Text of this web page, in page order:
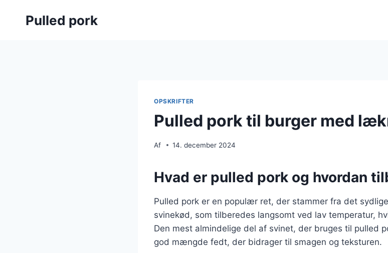
Pulled pork
OPSKRIFTER
Pulled pork til burger med
Af 14. december 2024
Hvad er pulled pork og hvordan
Pulled pork er en populær ret, der stammer fra det
svinekød, som tilberedes langsomt ved lav temperatur,
Den mest almindelige del af svinet, der bruges til pulled
god mængde fedt, der bidrager til smagen og teksturen.